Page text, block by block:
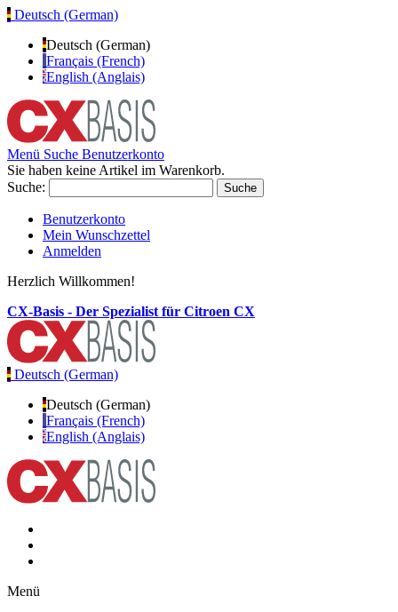
Deutsch (German)
Deutsch (German)
Français (French)
English (Anglais)
Menü Suche Benutzerkonto
Sie haben keine Artikel im Warenkorb.
Suche:
Suche
Benutzerkonto
Mein Wunschzettel
Anmelden
Herzlich Willkommen!
CX-Basis - Der Spezialist für Citroen CX
Deutsch (German)
Deutsch (German)
Français (French)
English (Anglais)
Menü